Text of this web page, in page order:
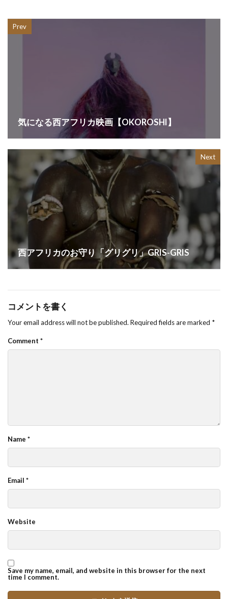
Prev
気になる西アフリカ映画【OKOROSHI】
Next
西アフリカのお守り「グリグリ」GRIS-GRIS
コメントを書く
Your email address will not be published.Required fields are marked *
Comment *
Name *
Email *
Website
Save my name, email, and website in this browser for the next
time I comment.